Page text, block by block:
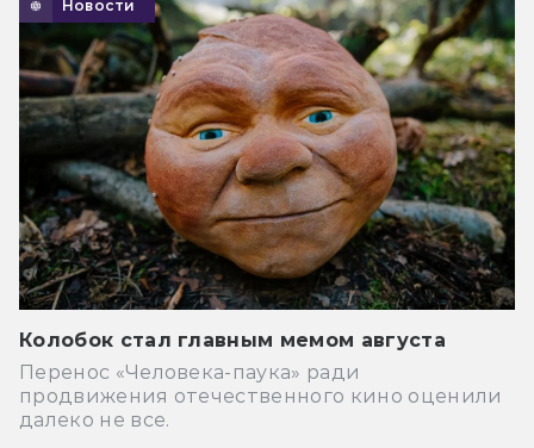
Новости
Колобок стал главным мемом августа
Перенос «Человека-паука» ради
продвижения отечественного кино оценили
далеко не все.